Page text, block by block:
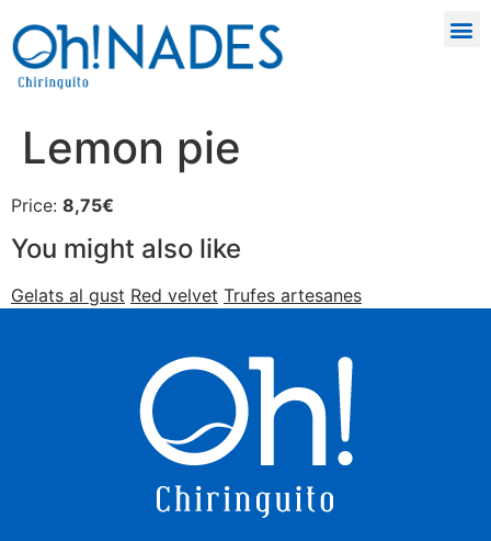
Lemon pie
Price: 8,75€
You might also like
Gelats al gust Red velvet Trufes artesanes